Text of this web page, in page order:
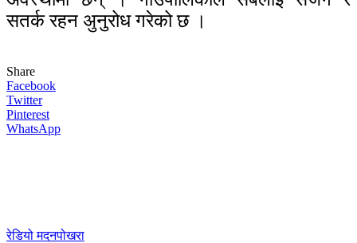
सतर्क रहन अुनुरोध गरेको छ ।
Share
Facebook
Twitter
Pinterest
WhatsApp
रेडियो मदनपोखरा